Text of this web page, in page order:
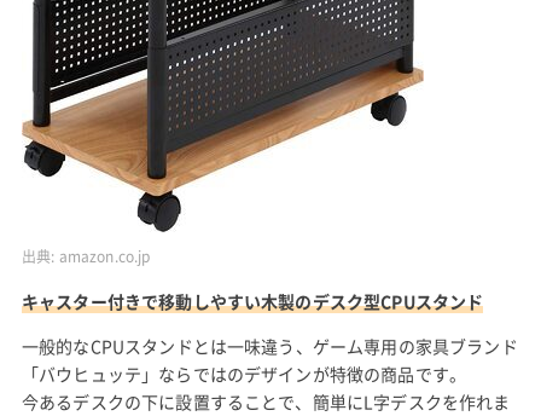
出典: amazon.co.jp
キャスター付きで移動しやすい木製のデスク型CPUスタンド
一般的なCPUスタンドとは一味違う、ゲーム専用の家具ブランド
「バウヒュッテ」ならではのデザインが特徴の商品です。
今あるデスクの下に設置することで、簡単にL字デスクを作れま